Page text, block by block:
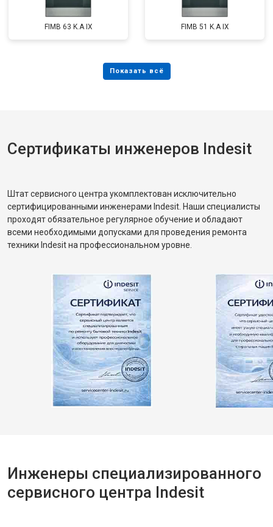
FIMB 63 K.A IX FIMB 51 K.A IX
Сертификаты инженеров Indesit
Штат сервисного центра укомплектован исключительно
сертифицированными инженерами Indesit. Наши специалисты
проходят обязательное регулярное обучение и обладают
всеми необходимыми допусками для проведения ремонта
техники Indesit на профессиональном уровне.
Инженеры специализированного
сервисного центра Indesit